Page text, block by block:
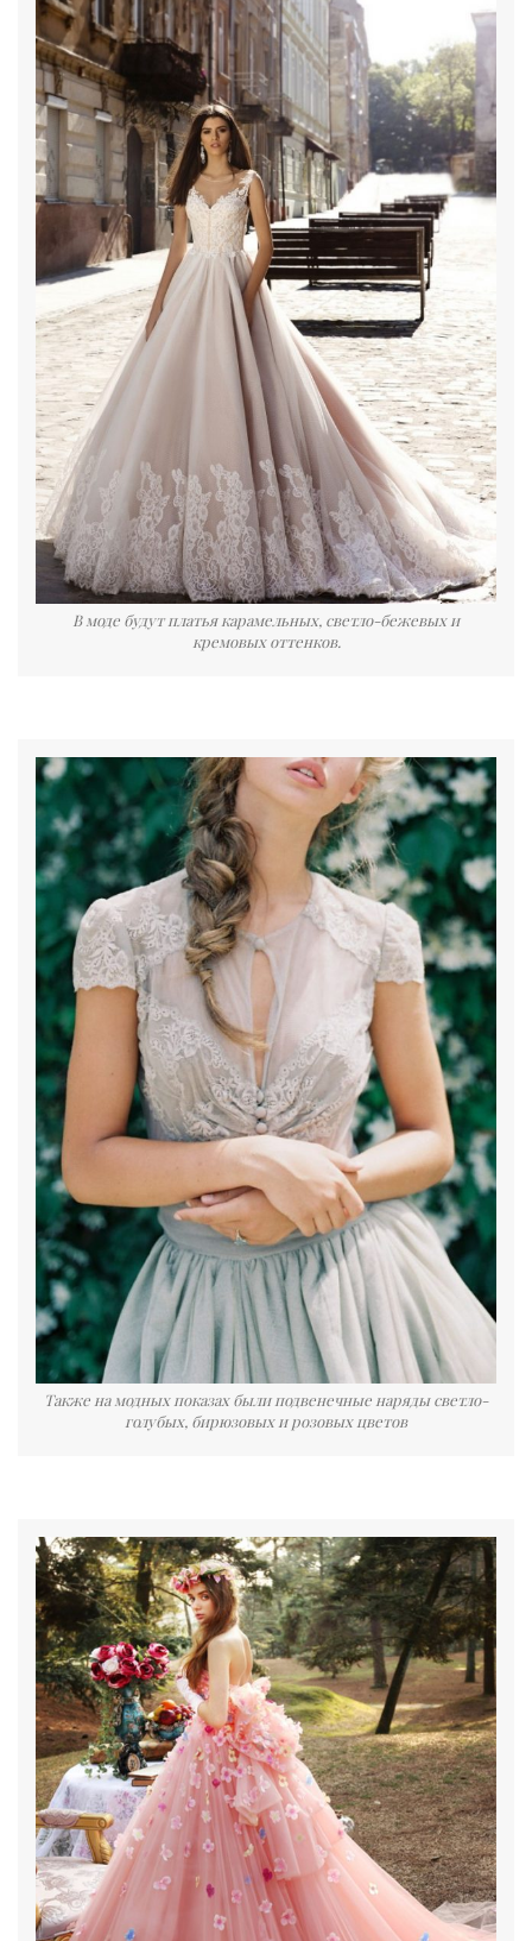
В моде будут платья карамельных, светло-бежевых и
кремовых оттенков.
Также на модных показах были подвенечные наряды светло-
голубых, бирюзовых и розовых цветов